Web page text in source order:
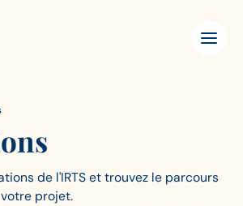
de l'IRTS et trouvez le parcours
projet.
cookies